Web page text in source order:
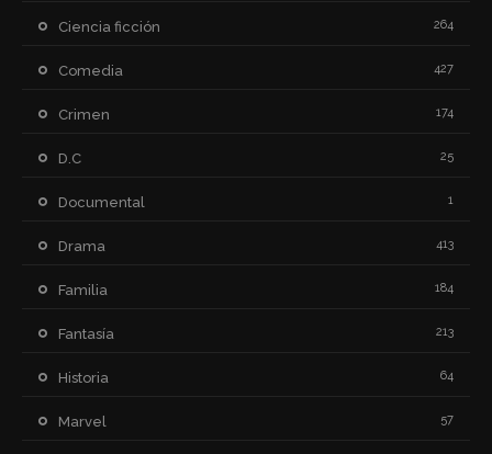
Ciencia ficción 264
Comedia 427
Crimen 174
D.C 25
Documental 1
Drama 413
Familia 184
Fantasía 213
Historia 64
Marvel 57